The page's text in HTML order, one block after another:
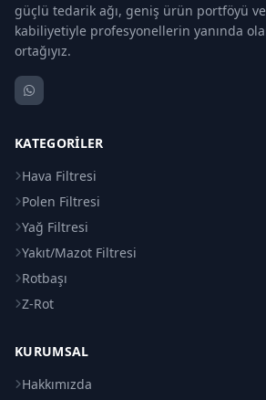
güçlü tedarik ağı, geniş ürün portföyü ve
kabiliyetiyle profesyonellerin yanında
ortağıyız.
KATEGORILER
Hava Filtresi
Polen Filtresi
Yağ Filtresi
Yakıt/Mazot Filtresi
Rotbaşı
Z-Rot
KURUMSAL
Hakkımızda